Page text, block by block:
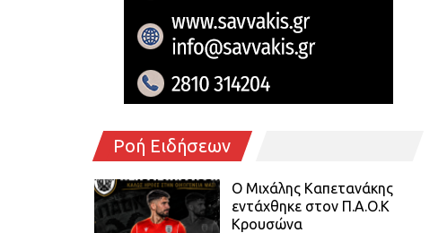
Ροή Ειδήσεων
O Mιχάλης Καπετανάκης
εντάχθηκε στον Π.Α.Ο.Κ
Κρουσώνα